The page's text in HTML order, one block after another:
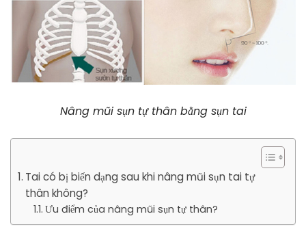
Nâng mũi sụn tự thân bằng sụn tai
Tai có bị biến dạng sau khi nâng mũi sụn tai tự
thân không?
Ưu điểm của nâng mũi sụn tự thân?